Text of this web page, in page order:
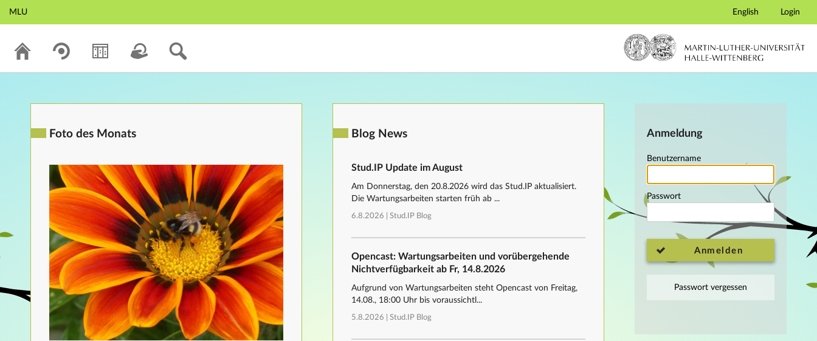
Hauptnavigation
MLU English Login
Anmeldung
Benutzername
Passwort
Anmelden
Passwort vergessen
Foto des Monats Blog News
Stud.IP Update im August
Am Donnerstag, den 20.8.2026 wird das Stud.IP aktualisiert.
Die Wartungsarbeiten starten früh ab ...
6.8.2026 | Stud.IP Blog
Opencast: Wartungsarbeiten und vorübergehende
Nichtverfügbarkeit ab Fr, 14.8.2026
Aufgrund von Wartungsarbeiten steht Opencast von Freitag,
14.08., 18:00 Uhr bis voraussichtl...
5.8.2026 | Stud.IP Blog